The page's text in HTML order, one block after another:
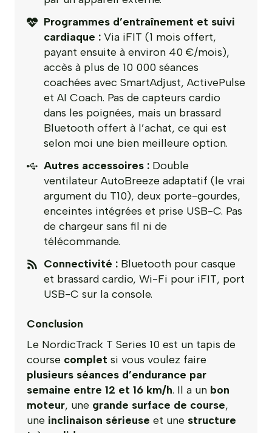
Programmes d’entraînement et suivi
cardiaque : Via iFIT (1 mois offert,
payant ensuite à environ 40 €/mois),
accès à plus de 10 000 séances
coachées avec SmartAdjust, ActivePulse
et AI Coach. Pas de capteurs cardio
dans les poignées, mais un brassard
Bluetooth offert à l’achat, ce qui est
selon moi une bien meilleure option.
Autres accessoires : Double
ventilateur AutoBreeze adaptatif (le vrai
argument du T10), deux porte-gourdes,
enceintes intégrées et prise USB-C. Pas
de chargeur sans fil ni de
télécommande.
Connectivité : Bluetooth pour casque
et brassard cardio, Wi-Fi pour iFIT, port
USB-C sur la console.
Conclusion
Le NordicTrack T Series 10 est un tapis de
course complet si vous voulez faire
plusieurs séances d’endurance par
semaine entre 12 et 16 km/h. Il a un bon
moteur, une grande surface de course,
une inclinaison sérieuse et une structure